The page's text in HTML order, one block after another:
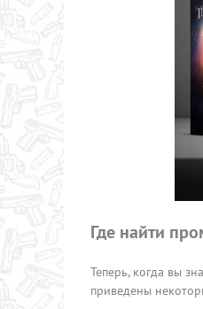
Где найти
Теперь, когда вы
приведены